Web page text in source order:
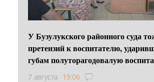
У Бузулукского районного суда
претензий к воспитателю,
губам полуторагодовалую
7 августа 19:06